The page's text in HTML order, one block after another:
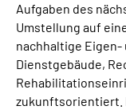
Aufgaben des
Umstellung auf
nachhaltige
Dienstgebäude,
zukunftsorientiert.